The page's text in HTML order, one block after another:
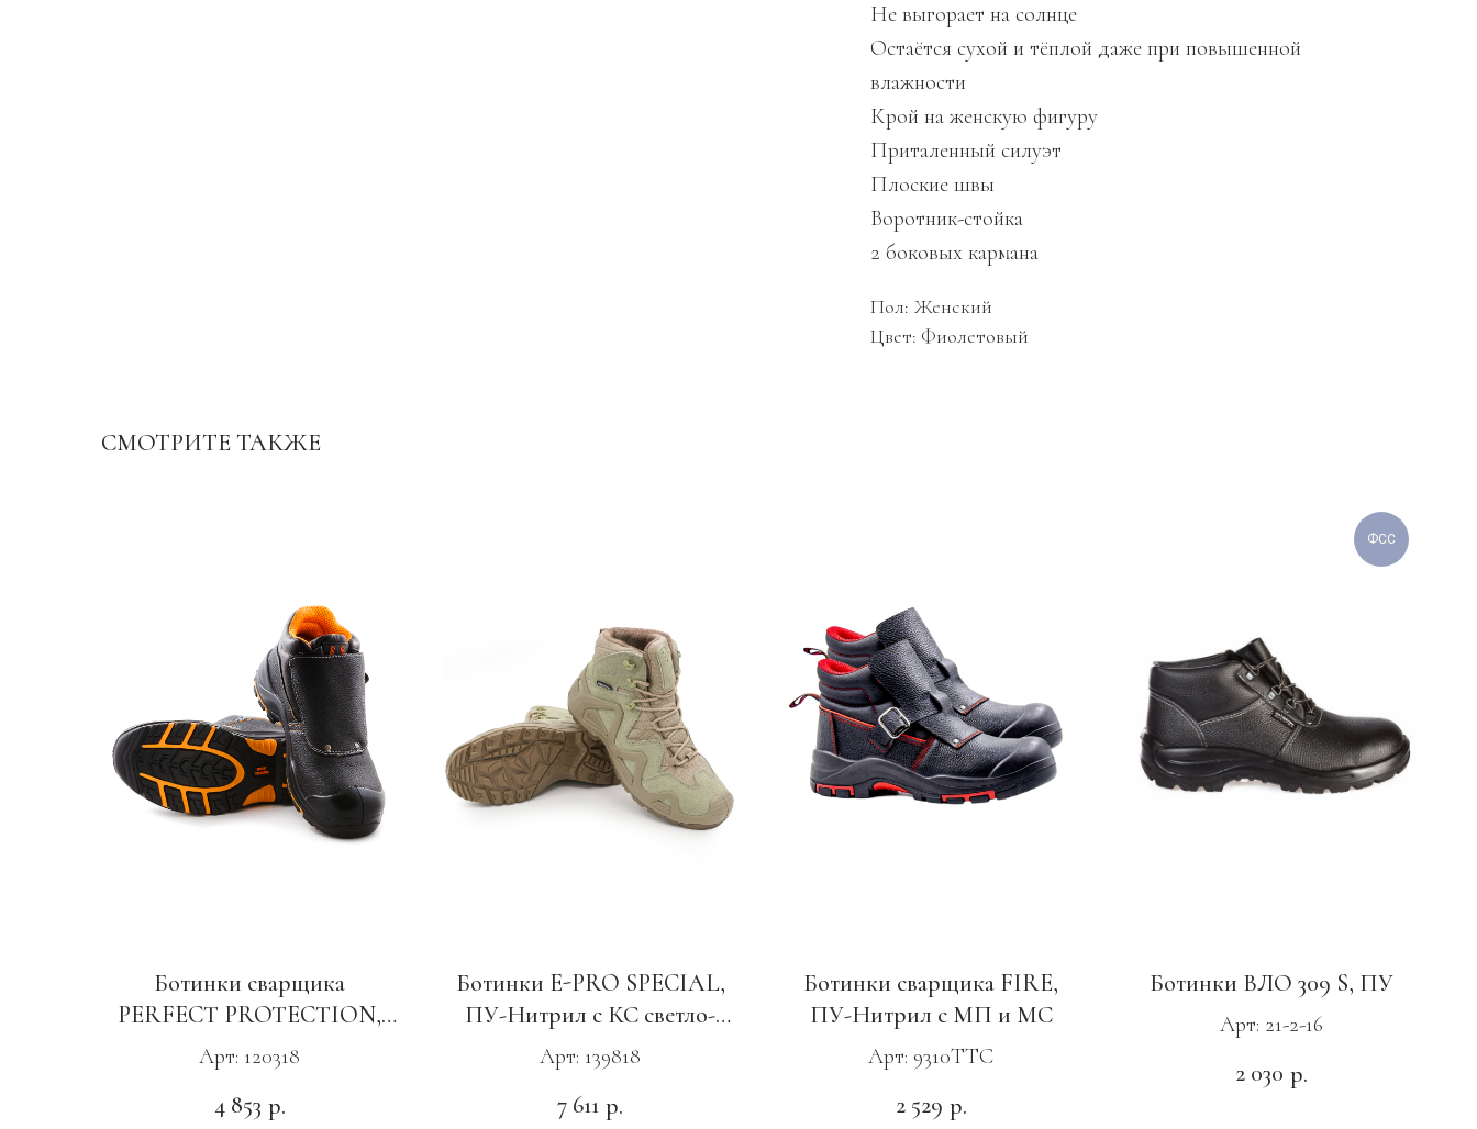
Не выгорает на солнце
Остаётся сухой и тёплой даже при повышенной
влажности
Крой на женскую фигуру
Приталенный силуэт
Плоские швы
Воротник-стойка
2 боковых кармана
Пол: Женский
Цвет: Фиолетовый
СМОТРИТЕ ТАКЖЕ
Ботинки сварщика
PERFECT PROTECTION,
ПУ-Нитрил, КП и АС
Арт: 120318
4 853 р.
Ботинки E-PRO SPECIAL,
ПУ-Нитрил с КС светло-
зеленые
Арт: 139818
7 611 р.
Ботинки сварщика FIRE,
ПУ-Нитрил с МП и МС
Арт: 9310ТТС
2 529 р.
ФСС
Ботинки ВЛО 309 S, ПУ
Арт: 21-2-16
2 030 р.